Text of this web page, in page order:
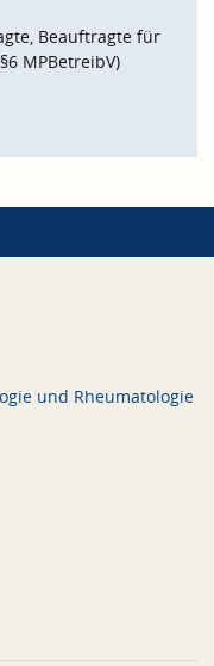
Beauftragte für
MPBetreibV)
und Rheumatologie